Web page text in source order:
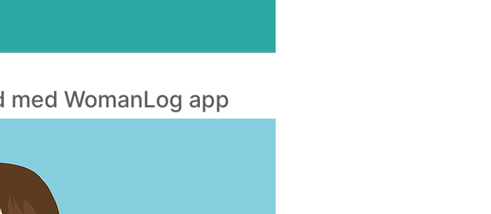
WomanLog app